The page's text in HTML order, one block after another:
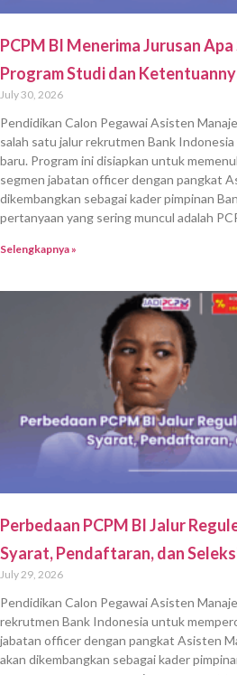
PCPM BI Menerima Jurusan
Program Studi dan
July 30, 2026
Pendidikan Calon Pegawai Asisten
salah satu jalur rekrutmen Bank
baru. Program ini disiapkan untuk
segmen jabatan officer dengan pangkat
dikembangkan sebagai kader pimpinan
pertanyaan yang sering muncul adalah
Selengkapnya »
Perbedaan PCPM BI Jalur
Syarat, Pendaftaran, dan
July 29, 2026
Pendidikan Calon Pegawai Asisten
rekrutmen Bank Indonesia untuk
jabatan officer dengan pangkat Asisten
akan dikembangkan sebagai kader